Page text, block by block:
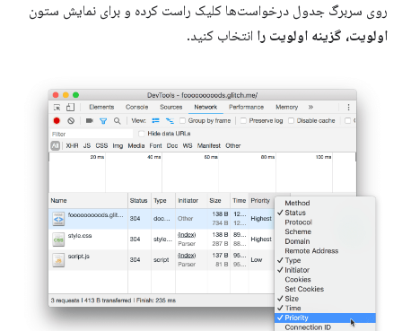
روی سربرگ جدول درخواست‌ها کلیک راست کرده و برای نمایش ستون
اولویت، گزینه اولویت را انتخاب کنید.